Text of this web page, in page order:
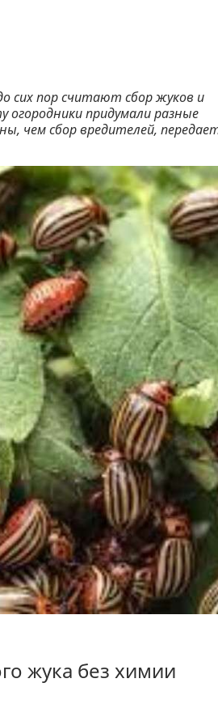
сих пор считают сбор жуков и
придумали разные
чем сбор вредителей,
жука без химии